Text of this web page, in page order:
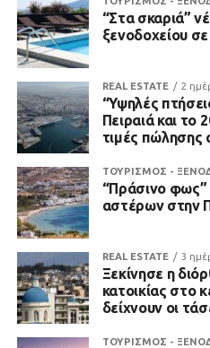
“Στα σκαριά”
ξενοδοχείου
REAL ESTATE 2
“Υψηλές
Πειραιά και το
τιμές πώλησης
ΤΟΥΡΙΣΜΟΣ -
“Πράσινο φως”
αστέρων στην
REAL ESTATE 3
Ξεκίνησε η
κατοικίας στο
δείχνουν οι
ΤΟΥΡΙΣΜΟΣ -